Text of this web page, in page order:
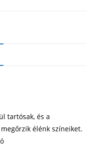
tartósak, és a
élénk színeiket.